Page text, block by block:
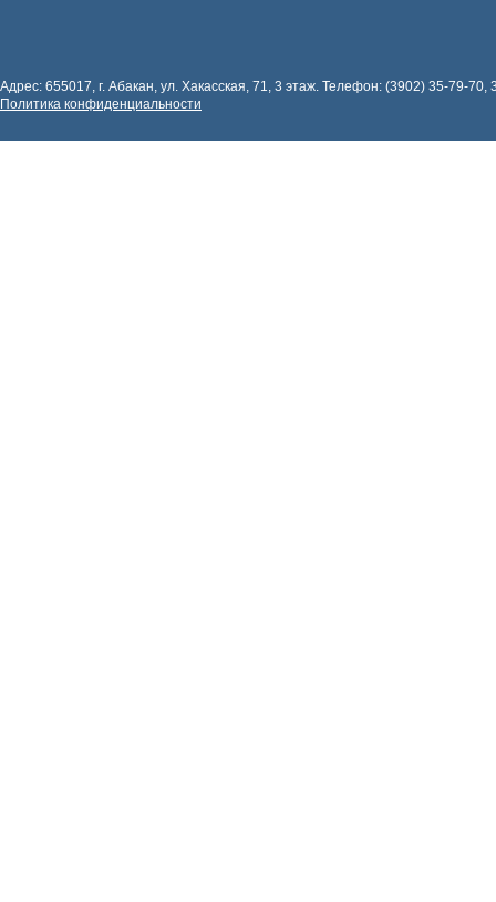
Адрес: 655017, г. Абакан, ул. Хакасская, 71, 3 этаж. Телефон: (3902) 35-79-
Политика конфиденциальности